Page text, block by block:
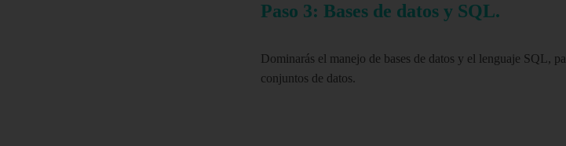
Paso 3: Bases de datos y SQL.
Dominarás el manejo de bases de datos y el lenguaje SQL,
conjuntos de datos.